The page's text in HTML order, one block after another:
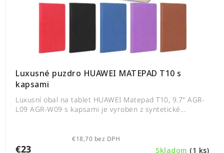
Luxusné puzdro HUAWEI MATEPAD T10 s
kapsami
Skladom (1 ks)
€18,70 bez DPH
€23
Luxusní obal na tablet HUAWEI Matepad T10, 9.7" AGR-
L09 AGR-W09 s kapsami je vyroben z syntetické...